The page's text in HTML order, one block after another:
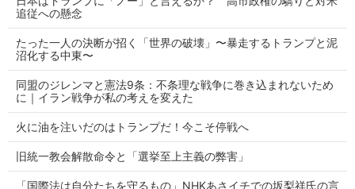
追従への懸念
たった一人の決断が招く「世界の破壊」〜暴走するトランプと泥
沼化する中東〜
同盟のジレンマと憲法9条：不条理な戦争に巻き込まれないため
に｜イラン戦争が私の考えを変えた
火に油を注いだのはトランプだ！今こそ停戦へ
旧統一教会解散命令と「選挙至上主義の弊害」
「国際法は自分たちを守るもの」NHKあさイチでの坂梨祥氏の言